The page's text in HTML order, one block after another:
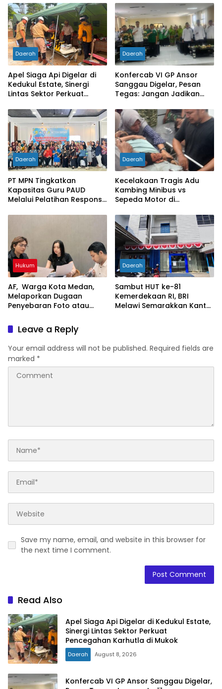
Daerah
Apel Siaga Api Digelar di
Kedukul Estate, Sinergi
Lintas Sektor Perkuat
Mukok
Daerah
Konfercab VI GP Ansor
Sanggau Digelar, Pesan
Tegas: Jangan Jadikan
Kejar Jabatan
Daerah
PT MPN Tingkatkan
Kapasitas Guru PAUD
Melalui Pelatihan Responsif
Daerah
Kecelakaan Tragis Adu
Kambing Minibus vs
Sepeda Motor di
Meninggal Dunia
Hukum
AF, Warga Kota Medan,
Melaporkan Dugaan
Penyebaran Foto atau
Asusila
Daerah
Sambut HUT ke-81
Kemerdekaan RI, BRI
Melawi Semarakkan Kantor
Leave a Reply
Your email address will not be published. Required fields are
marked *
Save my name, email, and website in this browser for
the next time I comment.
Read Also
Apel Siaga Api Digelar di Kedukul Estate,
Sinergi Lintas Sektor Perkuat
Pencegahan Karhutla di Mukok
Daerah August 8, 2026
Konfercab VI GP Ansor Sanggau Digelar,